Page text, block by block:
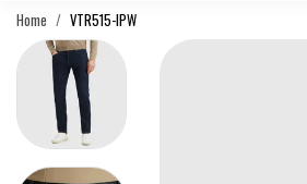
Home VTR515-IPW